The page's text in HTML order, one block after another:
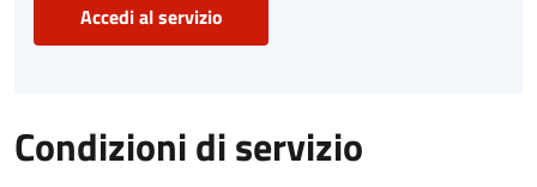
Accedi al servizio
Condizioni di servizio